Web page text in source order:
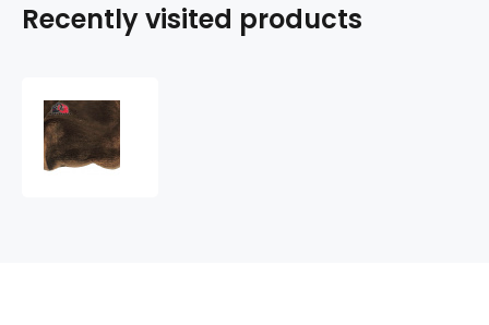
Recently visited products